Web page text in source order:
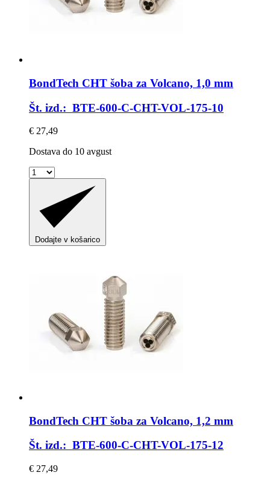
BondTech CHT šoba za Volcano, 1,0 mm
Št. izd.: BTE-600-C-CHT-VOL-175-10
€ 27,49
Dostava do 10 avgust
Dodajte v košarico
BondTech CHT šoba za Volcano, 1,2 mm
Št. izd.: BTE-600-C-CHT-VOL-175-12
€ 27,49